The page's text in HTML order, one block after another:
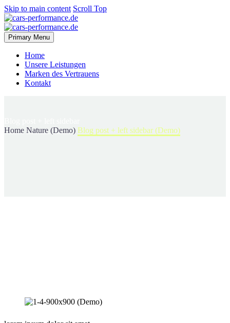
Skip to main content Scroll Top
Primary Menu
Home
Unsere Leistungen
Marken des Vertrauens
Kontakt
Home Nature (Demo) Blog post + left sidebar (Demo)